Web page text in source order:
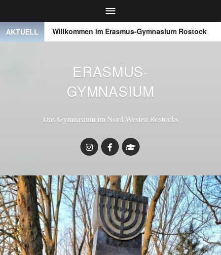
AKTUELLWillkommen im Erasmus-Gymnasium Rostock ● ●
ERASMUS-
GYMNASIUM
Das Gymnasium im Nord-Westen Rostocks